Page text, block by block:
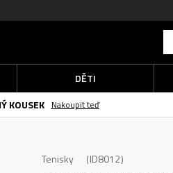
DĚTI
KOUSEK
Nakoupit teď
Tenisky ID8012